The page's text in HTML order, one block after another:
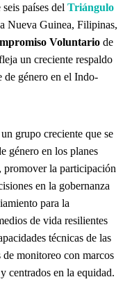
países del Triángulo
Nueva Guinea, Filipinas,
Voluntario de
un creciente respaldo
de género en el Indo-
grupo creciente que se
género en los planes
promover la participación
en la gobernanza
para la
de vida resilientes
técnicas de las
de monitoreo con marcos
centrados en la equidad.